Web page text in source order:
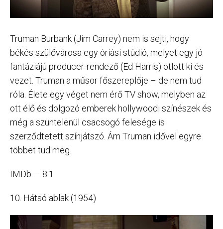
Truman Burbank (Jim Carrey) nem is sejti, hogy
békés szülővárosa egy óriási stúdió, melyet egy jó
fantáziájú producer-rendező (Ed Harris) ötlött ki és
vezet. Truman a műsor főszereplője – de nem tud
róla. Élete egy véget nem érő TV show, melyben az
ott élő és dolgozó emberek hollywoodi színészek és
még a szüntelenül csacsogó felesége is
szerződtetett színjátszó. Ám Truman idővel egyre
többet tud meg.
IMDb — 8.1
10. Hátsó ablak (1954)